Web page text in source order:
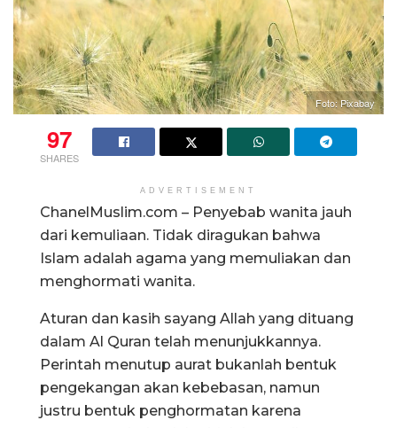
Foto: Pixabay
97
SHARES
ADVERTISEMENT
ChanelMuslim.com – Penyebab wanita jauh
dari kemuliaan. Tidak diragukan bahwa
Islam adalah agama yang memuliakan dan
menghormati wanita.
Aturan dan kasih sayang Allah yang dituang
dalam Al Quran telah menunjukkannya.
Perintah menutup aurat bukanlah bentuk
pengekangan akan kebebasan, namun
justru bentuk penghormatan karena